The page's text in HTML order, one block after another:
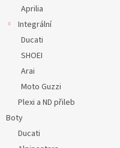
Aprilia
Integrální
Ducati
SHOEI
Arai
Moto Guzzi
Plexi a ND přileb
Boty
Ducati